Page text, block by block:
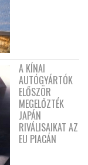
A KÍNAI
AUTÓGYÁRTÓK
ELŐSZÖR
MEGELŐZTÉK
JAPÁN
RIVÁLISAIKAT AZ
EU PIACÁN